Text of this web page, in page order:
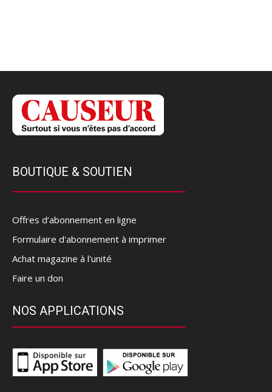
BOUTIQUE & SOUTIEN
Offres d’abonnement en ligne
Formulaire d'abonnement à imprimer
Achat magazine à l'unité
Faire un don
NOS APPLICATIONS